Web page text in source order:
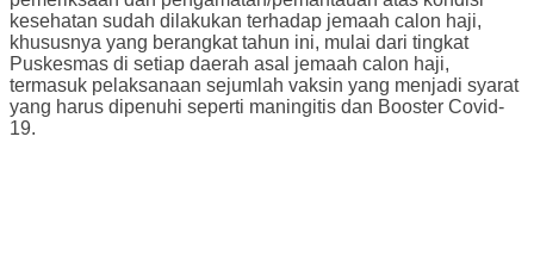
kesehatan sudah dilakukan terhadap jemaah calon haji,
khususnya yang berangkat tahun ini, mulai dari tingkat
Puskesmas di setiap daerah asal jemaah calon haji,
termasuk pelaksanaan sejumlah vaksin yang menjadi syarat
yang harus dipenuhi seperti maningitis dan Booster Covid-
19.